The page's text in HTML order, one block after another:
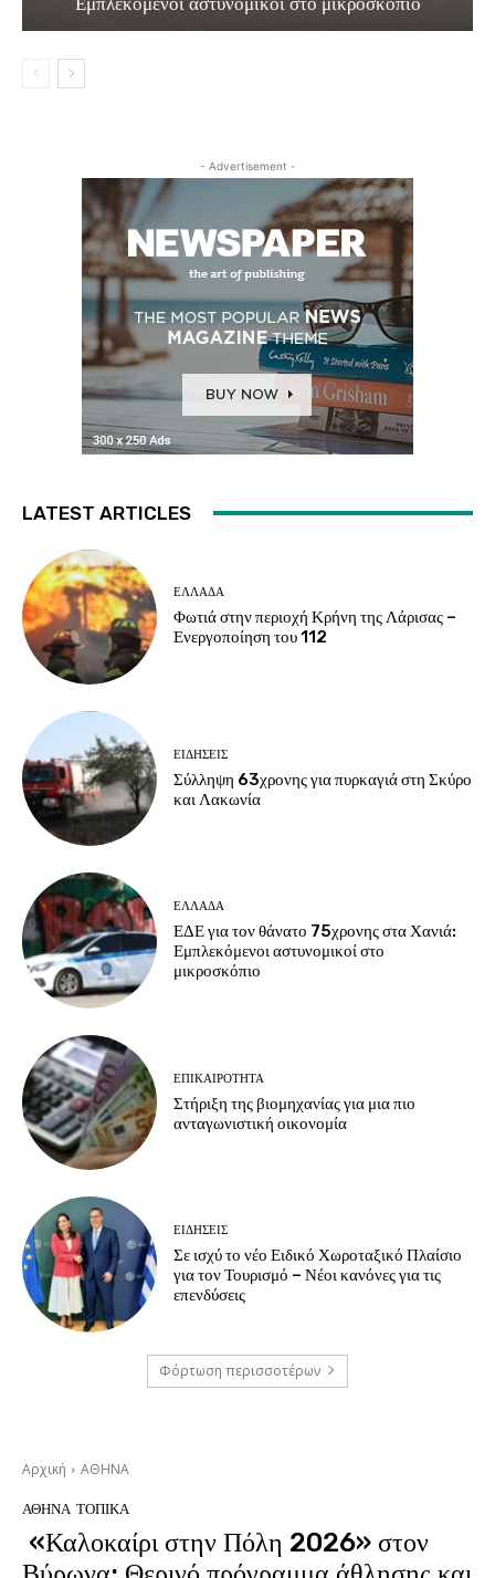
- Advertisement -
LATEST ARTICLES
ΕΛΛΑΔΑ
Φωτιά στην περιοχή Κρήνη της Λάρισας –
Ενεργοποίηση του 112
ΕΙΔΗΣΕΙΣ
Σύλληψη 63χρονης για πυρκαγιά στη Σκύρο
και Λακωνία
ΕΛΛΑΔΑ
ΕΔΕ για τον θάνατο 75χρονης στα Χανιά:
Εμπλεκόμενοι αστυνομικοί στο
μικροσκόπιο
ΕΠΙΚΑΙΡΟΤΗΤΑ
Στήριξη της βιομηχανίας για μια πιο
ανταγωνιστική οικονομία
ΕΙΔΗΣΕΙΣ
Σε ισχύ το νέο Ειδικό Χωροταξικό Πλαίσιο
για τον Τουρισμό – Νέοι κανόνες για τις
επενδύσεις
Φόρτωση περισσοτέρων